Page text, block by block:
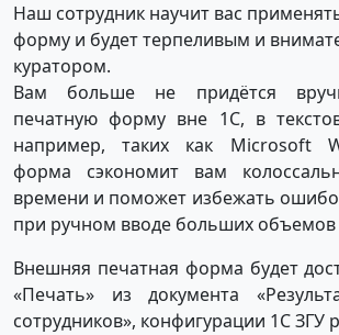
Наш сотрудник научит вас
форму и будет терпеливым и
куратором.
Вам больше не придётся
печатную форму вне 1С, в
например, таких как Microsoft
форма сэкономит вам
времени и поможет избежать
при ручном вводе больших объемов
Внешняя печатная форма будет
«Печать» из документа
сотрудников», конфигурации 1С ЗГУ